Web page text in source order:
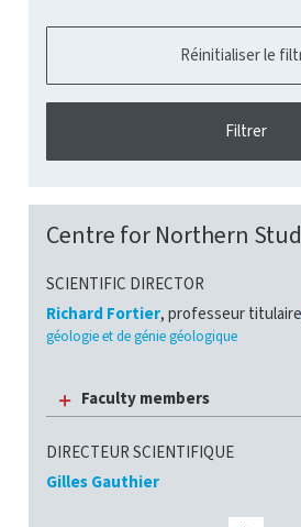
Centre for Northern
SCIENTIFIC DIRECTOR
Richard Fortier, professeur
géologie et de génie géologique
Faculty members
DIRECTEUR SCIENTIFIQUE
Gilles Gauthier